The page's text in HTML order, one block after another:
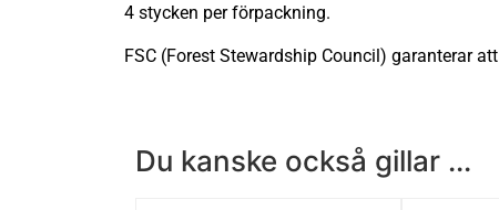
4 stycken per förpackning.
FSC (Forest Stewardship Council) garanterar
Du kanske också gillar ...